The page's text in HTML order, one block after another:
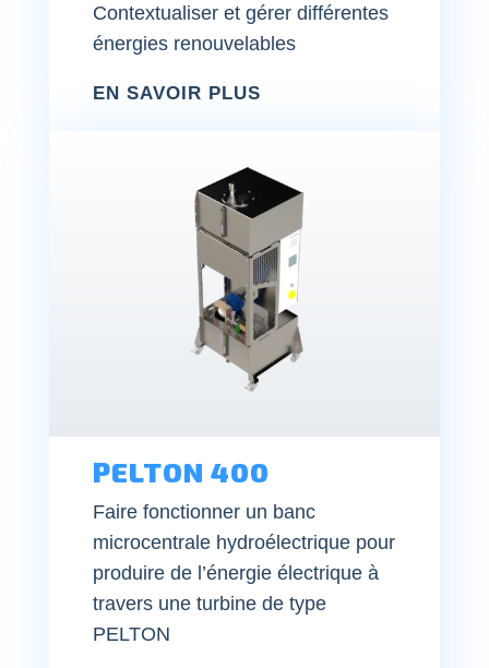
Contextualiser et gérer différentes
énergies renouvelables
EN SAVOIR PLUS
PELTON 400
Faire fonctionner un banc
microcentrale hydroélectrique pour
produire de l’énergie électrique à
travers une turbine de type
PELTON